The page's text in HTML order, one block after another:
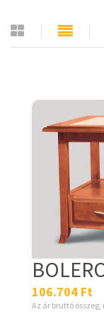
106.704 Ft
Az ár bruttó